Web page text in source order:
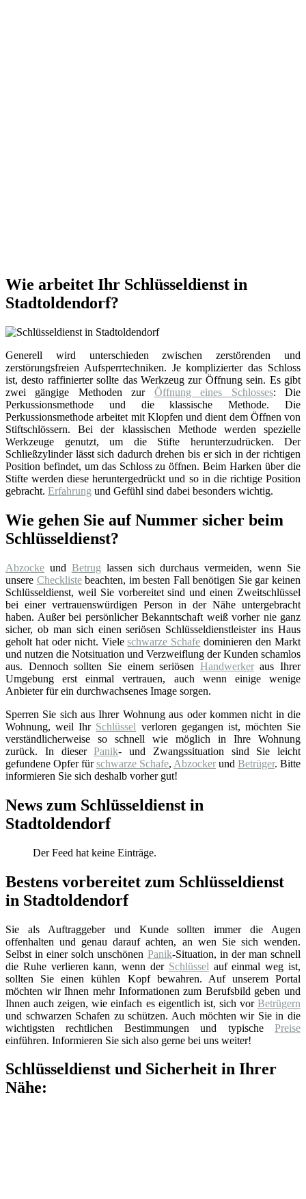
Wie arbeitet Ihr Schlüsseldienst in
Stadtoldendorf?
Generell wird unterschieden zwischen zerstörenden und
zerstörungsfreien Aufsperrtechniken. Je komplizierter das Schloss
ist, desto raffinierter sollte das Werkzeug zur Öffnung sein. Es gibt
zwei gängige Methoden zur Öffnung eines Schlosses: Die
Perkussionsmethode und die klassische Methode. Die
Perkussionsmethode arbeitet mit Klopfen und dient dem Öffnen von
Stiftschlössern. Bei der klassischen Methode werden spezielle
Werkzeuge genutzt, um die Stifte herunterzudrücken. Der
Schließzylinder lässt sich dadurch drehen bis er sich in der richtigen
Position befindet, um das Schloss zu öffnen. Beim Harken über die
Stifte werden diese heruntergedrückt und so in die richtige Position
gebracht. Erfahrung und Gefühl sind dabei besonders wichtig.
Wie gehen Sie auf Nummer sicher beim
Schlüsseldienst?
Abzocke und Betrug lassen sich durchaus vermeiden, wenn Sie
unsere Checklistebeachten, im besten Fall benötigen Sie gar keinen
Schlüsseldienst, weil Sie vorbereitet sind und einen Zweitschlüssel
bei einer vertrauenswürdigen Person in der Nähe untergebracht
haben. Außer bei persönlicher Bekanntschaft weiß vorher nie ganz
sicher, ob man sich einen seriösen Schlüsseldienstleister ins Haus
geholt hat oder nicht. Vieleschwarze Schafe dominieren den Markt
und nutzen die Notsituation und Verzweiflung der Kunden schamlos
aus. Dennoch sollten Sie einem seriösen Handwerkeraus Ihrer
Umgebung erst einmal vertrauen, auch wenn einige wenige
Anbieter für ein durchwachsenes Image sorgen.
Sperren Sie sich aus Ihrer Wohnung aus oder kommen nicht in die
Wohnung, weil Ihr Schlüssel verloren gegangen ist, möchten Sie
verständlicherweise so schnell wie möglich in Ihre Wohnung
zurück. In dieserPanik- und Zwangssituation sind Sie leicht
gefundene Opfer fürschwarze Schafe, Abzocker und Betrüger. Bitte
informieren Sie sich deshalb vorher gut!
News zum Schlüsseldienst in
Stadtoldendorf
Der Feed hat keine Einträge.
Bestens vorbereitet zum Schlüsseldienst
in Stadtoldendorf
Sie als Auftraggeber und Kunde sollten immer die Augen
offenhalten und genau darauf achten, an wen Sie sich wenden.
Selbst in einer solch unschönen Panik-Situation, in der man schnell
die Ruhe verlieren kann, wenn der Schlüssel auf einmal weg ist,
sollten Sie einen kühlen Kopf bewahren. Auf unserem Portal
möchten wir Ihnen mehr Informationen zum Berufsbild geben und
Ihnen auch zeigen, wie einfach es eigentlich ist, sich vor Betrügern
und schwarzen Schafen zu schützen. Auch möchten wir Sie in die
wichtigsten rechtlichen Bestimmungen und typische Preise
einführen. Informieren Sie sich also gerne bei uns weiter!
Schlüsseldienst und Sicherheit in Ihrer
Nähe: